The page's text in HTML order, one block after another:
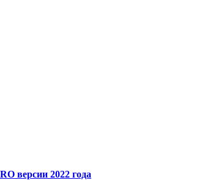
версии 2022 года